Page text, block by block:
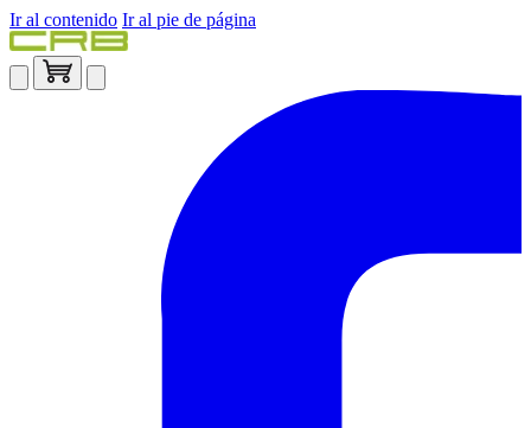
Ir al contenido Ir al pie de página